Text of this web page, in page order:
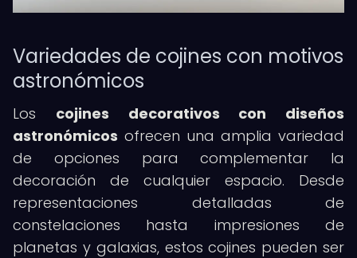
Variedades de cojines con motivos
astronómicos
Los cojines decorativos con diseños
astronómicos ofrecen una amplia variedad
de opciones para complementar la
decoración de cualquier espacio. Desde
representaciones detalladas de
constelaciones hasta impresiones de
planetas y galaxias, estos cojines pueden ser